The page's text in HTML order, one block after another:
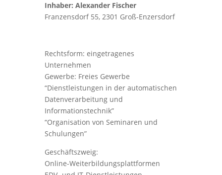
Inhaber: Alexander Fischer
Franzensdorf 55, 2301 Groß-Enzersdorf
Rechtsform: eingetragenes
Unternehmen
Gewerbe: Freies Gewerbe
“Dienstleistungen in der automatischen
Datenverarbeitung und
Informationstechnik”
“Organisation von Seminaren und
Schulungen”
Geschäftszweig:
Online-Weiterbildungsplattformen